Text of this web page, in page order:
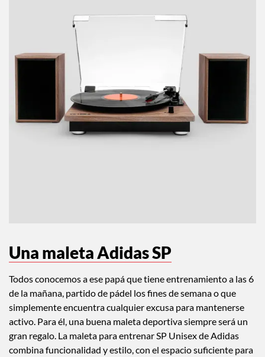
Una maleta Adidas SP
Todos conocemos a ese papá que tiene entrenamiento a las 6
de la mañana, partido de pádel los fines de semana o que
simplemente encuentra cualquier excusa para mantenerse
activo. Para él, una buena maleta deportiva siempre será un
gran regalo. La maleta para entrenar SP Unisex de Adidas
combina funcionalidad y estilo, con el espacio suficiente para